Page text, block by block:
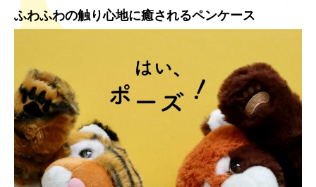
ふわふわの触り心地に癒されるペンケース